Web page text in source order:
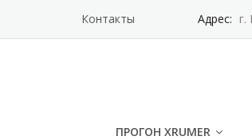
Контакты Адрес:
ПРОГОН XRUMER